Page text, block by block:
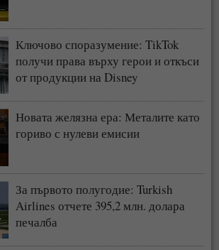
Ключово споразумение: TikTok
получи права върху герои и откъси
от продукции на Disney
Новата желязна ера: Металите като
гориво с нулеви емисии
За първото полугодие: Turkish
Airlines отчете 395,2 млн. долара
печалба